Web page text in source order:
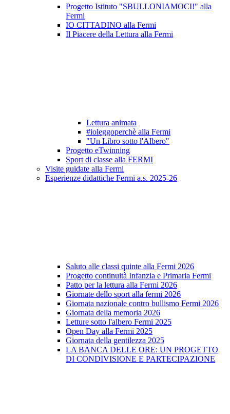
Progetto Istituto "SBULLONIAMOCI!" alla
Fermi
IO CITTADINO alla Fermi
Il Piacere della Lettura alla Fermi
Lettura animata
#ioleggoperchè alla Fermi
"Un Libro sotto l'Albero"
Progetto eTwinning
Sport di classe alla FERMI
Visite guidate alla Fermi
Esperienze didattiche Fermi a.s. 2025-26
Saluto alle classi quinte alla Fermi 2026
Progetto continuità Infanzia e Primaria Fermi
Patto per la lettura alla Fermi 2026
Giornate dello sport alla fermi 2026
Giornata nazionale contro bullismo Fermi 2026
Giornata della memoria 2026
Letture sotto l'albero Fermi 2025
Open Day alla Fermi 2025
Giornata della gentilezza 2025
LA BANCA DELLE ORE: UN PROGETTO
DI CONDIVISIONE E PARTECIPAZIONE